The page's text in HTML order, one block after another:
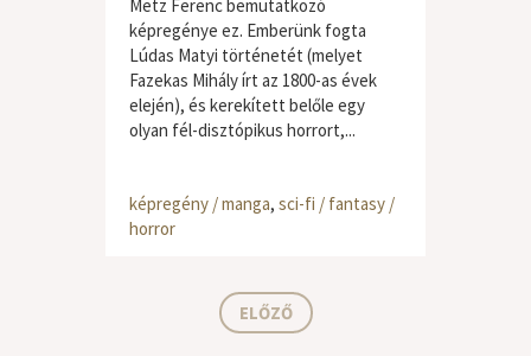
Metz Ferenc bemutatkozó
képregénye ez. Emberünk fogta
Lúdas Matyi történetét (melyet
Fazekas Mihály írt az 1800-as évek
elején), és kerekített belőle egy
olyan fél-disztópikus horrort,...
képregény / manga, sci-fi / fantasy /
horror
ELŐZŐ